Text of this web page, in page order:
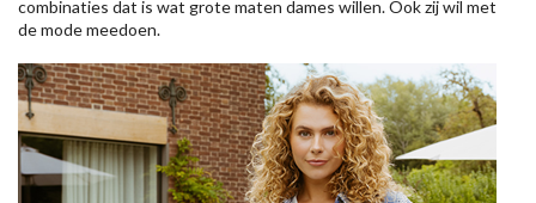
combinaties dat is wat grote maten dames willen. Ook zij wil met
de mode meedoen.